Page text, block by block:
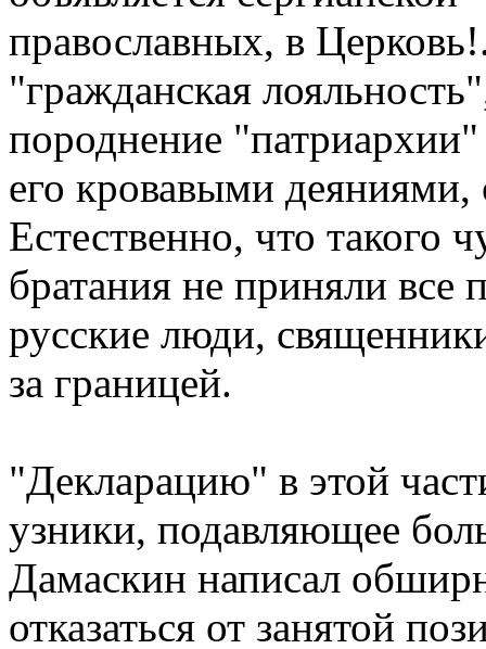
православных, в
"гражданская
породнение
его кровавыми деяниями,
Естественно, что такого
братания не приняли все
русские люди,
за границей.
"Декларацию" в этой
узники, подавляющее
Дамаскин написал
отказаться от занятой